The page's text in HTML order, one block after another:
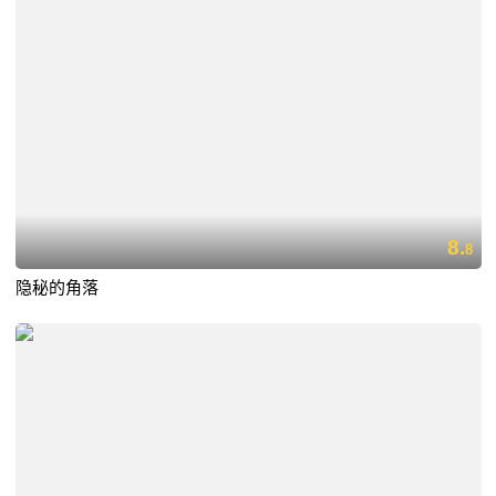
8.8
隐秘的角落